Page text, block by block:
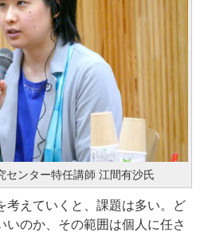
センター特任講師 江間有沙氏
えていくと、課題は多い。ど
いのか、その範囲は個人に任さ